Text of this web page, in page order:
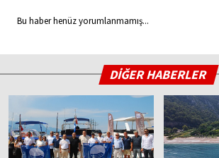
Bu haber henüz yorumlanmamış...
DİĞER HABERLER